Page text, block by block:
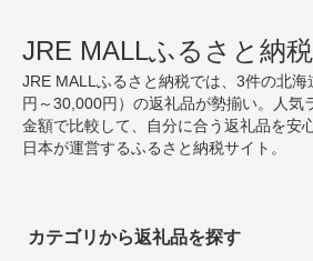
JRE MALLふるさと納
JRE MALLふるさと納税では、3件の北
円～30,000円）の返礼品が勢揃い。人気
金額で比較して、自分に合う返礼品を安
日本が運営するふるさと納税サイト。
カテゴリから返礼品を探す